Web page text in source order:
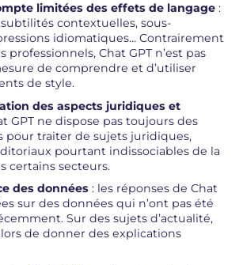
limitées des effets de langage :
contextuelles, sous-
idiomatiques… Contrairement
professionnels, Chat GPT n’est pas
de comprendre et d’utiliser
de style.
des aspects juridiques et
GPT ne dispose pas toujours des
pour traiter de sujets juridiques,
pourtant indissociables de la
certains secteurs.
des données : les réponses de Chat
sur des données qui n’ont pas été
Sur des sujets d’actualité,
de donner des explications